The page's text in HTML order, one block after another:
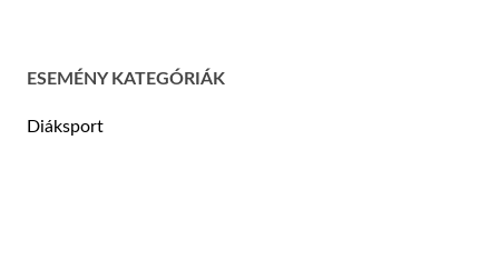
ESEMÉNY KATEGÓRIÁK
Diáksport